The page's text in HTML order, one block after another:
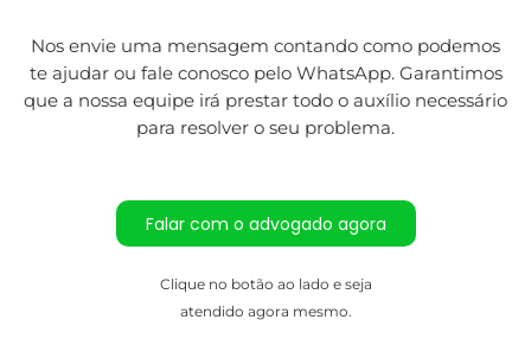
Nos envie uma mensagem contando como podemos
te ajudar ou fale conosco pelo WhatsApp. Garantimos
que a nossa equipe irá prestar todo o auxílio necessário
para resolver o seu problema.
Falar com o advogado agora
Clique no botão ao lado e seja
atendido agora mesmo.